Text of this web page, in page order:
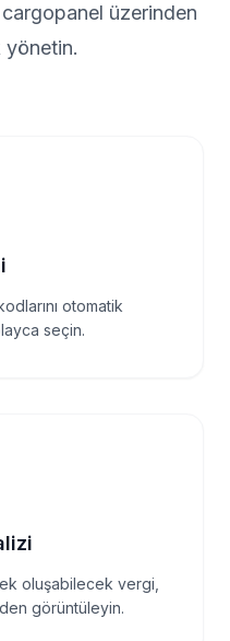
üzerinden
yönetin.
otomatik
seçin.
oluşabilecek vergi,
görüntüleyin.